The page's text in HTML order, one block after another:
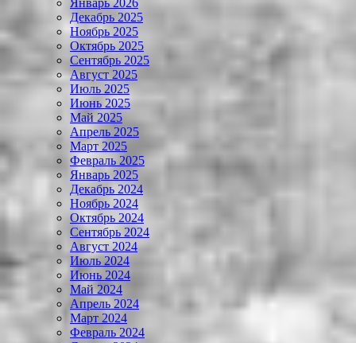
Январь 2026
Декабрь 2025
Ноябрь 2025
Октябрь 2025
Сентябрь 2025
Август 2025
Июль 2025
Июнь 2025
Май 2025
Апрель 2025
Март 2025
Февраль 2025
Январь 2025
Декабрь 2024
Ноябрь 2024
Октябрь 2024
Сентябрь 2024
Август 2024
Июль 2024
Июнь 2024
Май 2024
Апрель 2024
Март 2024
Февраль 2024